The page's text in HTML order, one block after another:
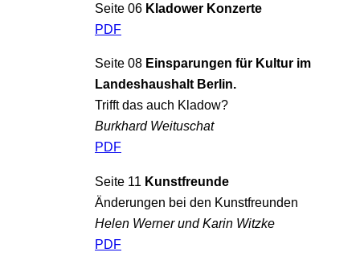
Seite 06 Kladower Konzerte
PDF
Seite 08 Einsparungen für Kultur im
Landeshaushalt Berlin.
Trifft das auch Kladow?
Burkhard Weituschat
PDF
Seite 11 Kunstfreunde
Änderungen bei den Kunstfreunden
Helen Werner und Karin Witzke
PDF